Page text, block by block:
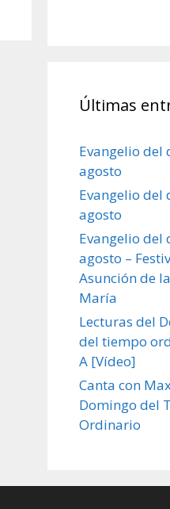
Últimas
Evangelio del
agosto
Evangelio del
agosto
Evangelio del
agosto –
Asunción de
María
Lecturas del
del tiempo
A [Vídeo]
Canta con
Domingo del
Ordinario